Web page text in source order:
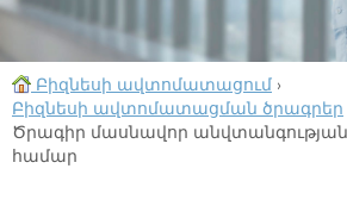
Բիզնեսի ավտոմատացում ›
Բիզնեսի ավտոմատացման ծրագրեր
Ծրագիր մասնավոր անվտանգության
համար